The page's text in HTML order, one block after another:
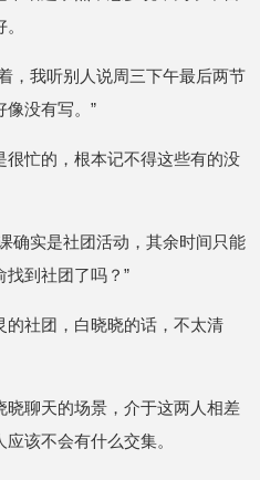
，我听别人说周三下午最后两节
像没有写。”
很忙的，根本记不得这些有的没
确实是社团活动，其余时间只能
到社团了吗？”
的社团，白晓晓的话，不太清
晓聊天的场景，介于这两人相差
该不会有什么交集。